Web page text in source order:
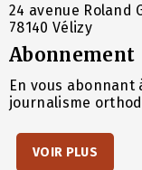
24 avenue Roland
78140 Vélizy
Abonnement
En vous abonnant
journalisme
VOIR PLUS